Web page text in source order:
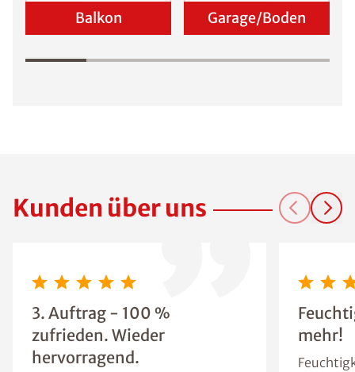
Balkon Garage/Boden
Kunden über uns
3. Auftrag - 100 %
zufrieden. Wieder
hervorragend.
mehr!